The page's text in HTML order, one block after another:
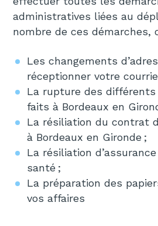
administratives liées au
nombre de ces démarches,
Les changements
réceptionner votre
La rupture des différents
faits à Bordeaux en
La résiliation du contrat
à Bordeaux en Gironde ;
La résiliation
santé ;
La préparation des
vos affaires